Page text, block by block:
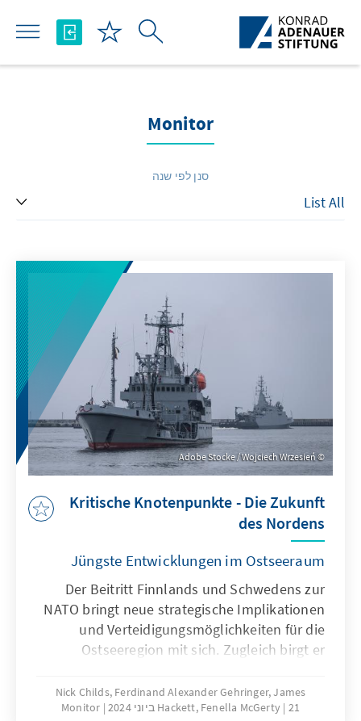
Skip to Main Content
Monitor
סנן לפי שנה
Adobe Stocke / Wojciech Wrzesień
Kritische Knotenpunkte - Die Zukunft
des Nordens
Jüngste Entwicklungen im Ostseeraum
Der Beitritt Finnlands und Schwedens zur
NATO bringt neue strategische Implikationen
und Verteidigungsmöglichkeiten für die
Ostseeregion mit sich. Zugleich birgt er
Region auch zusätzliche Herausforderungen
für das Bündnis. Während die NATO agile
Nick Childs, Ferdinand Alexander Gehringer, James
Hackett, Fenella McGerty 21 ביוני 2024 Monitor